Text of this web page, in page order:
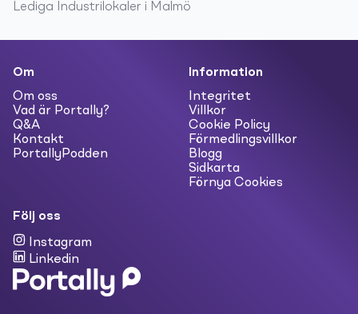
Lediga Industrilokaler i Malmö
Om
Om oss
Vad är Portally?
Q&A
Kontakt
PortallyPodden
Information
Integritet
Villkor
Cookie Policy
Förmedlingsvillkor
Blogg
Sidkarta
Förnya Cookies
Följ oss
Instagram
Linkedin